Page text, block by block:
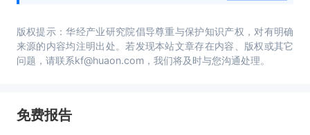
版权提示：华经产业研究院倡导尊重与保护知识产权，对有明确
来源的内容均注明出处。若发现本站文章存在内容、版权或其它
问题，请联系kf@huaon.com，我们将及时与您沟通处理。
免费报告